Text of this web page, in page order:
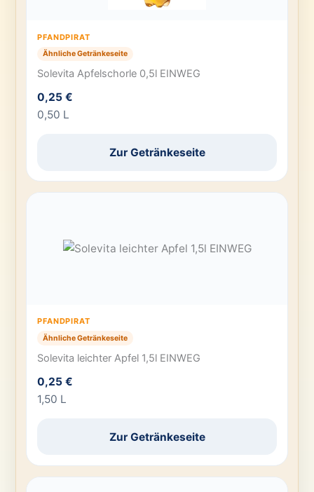
PFANDPIRAT
Ähnliche Getränkeseite
Solevita Apfelschorle 0,5l EINWEG
0,25 €
0,50 L
Zur Getränkeseite
PFANDPIRAT
Ähnliche Getränkeseite
Solevita leichter Apfel 1,5l EINWEG
0,25 €
1,50 L
Zur Getränkeseite